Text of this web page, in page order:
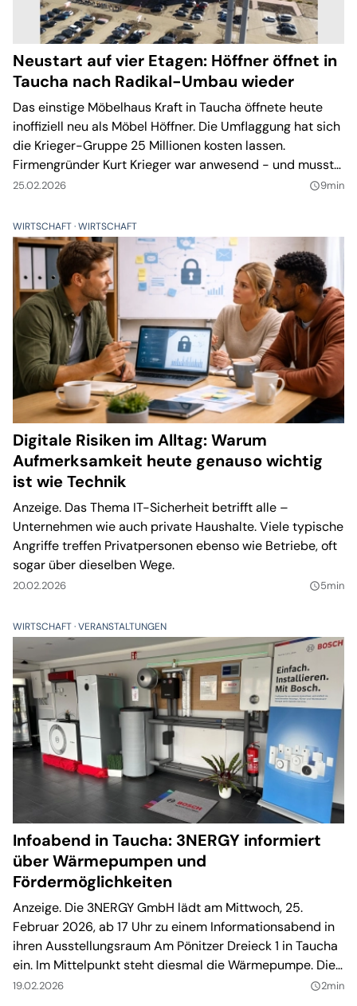
Neustart auf vier Etagen: Höffner öffnet in
Taucha nach Radikal-Umbau wieder
Das einstige Möbelhaus Kraft in Taucha öffnete heute
inoffiziell neu als Möbel Höffner. Die Umflaggung hat sich
die Krieger-Gruppe 25 Millionen kosten lassen.
Firmengründer Kurt Krieger war anwesend - und musste
sich auch eine politische Frage gefallen lassen.
25.02.2026 query_builder9min
WIRTSCHAFT WIRTSCHAFT
Digitale Risiken im Alltag: Warum
Aufmerksamkeit heute genauso wichtig
ist wie Technik
Anzeige. Das Thema IT-Sicherheit betrifft alle –
Unternehmen wie auch private Haushalte. Viele typische
Angriffe treffen Privatpersonen ebenso wie Betriebe, oft
sogar über dieselben Wege.
20.02.2026 query_builder5min
WIRTSCHAFT VERANSTALTUNGEN
Infoabend in Taucha: 3NERGY informiert
über Wärmepumpen und
Fördermöglichkeiten
Anzeige. Die 3NERGY GmbH lädt am Mittwoch, 25.
Februar 2026, ab 17 Uhr zu einem Informationsabend in
ihren Ausstellungsraum Am Pönitzer Dreieck 1 in Taucha
ein. Im Mittelpunkt steht diesmal die Wärmepumpe. Die
Veranstaltung steht unter dem Motto „Wärmepumpe –
19.02.2026 query_builder2min